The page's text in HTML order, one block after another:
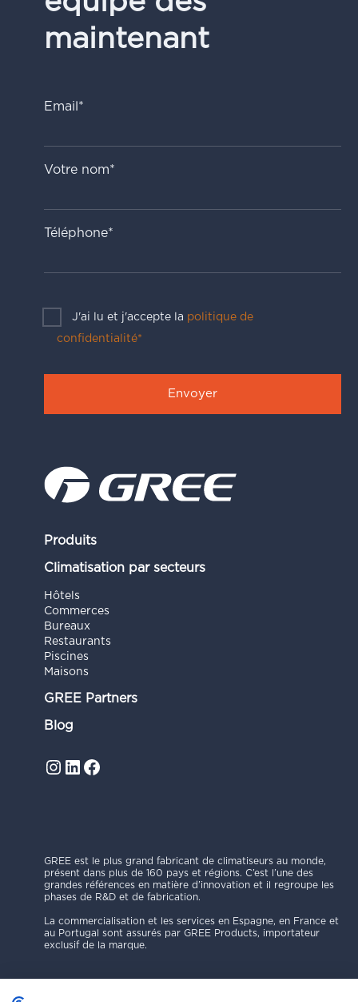
maintenant
Email*
Votre nom*
Téléphone*
J'ai lu et j'accepte la politique de
confidentialité*
Produits
Climatisation par secteurs
Hôtels
Commerces
Bureaux
Restaurants
Piscines
Maisons
GREE Partners
Blog
Instagram
LinkedIn
Facebook
GREE est le plus grand fabricant de climatiseurs au monde,
présent dans plus de 160 pays et régions. C’est l’une des
grandes références en matière d’innovation et il regroupe les
phases de R&D et de fabrication.
La commercialisation et les services en Espagne, en France et
au Portugal sont assurés par GREE Products, importateur
exclusif de la marque.